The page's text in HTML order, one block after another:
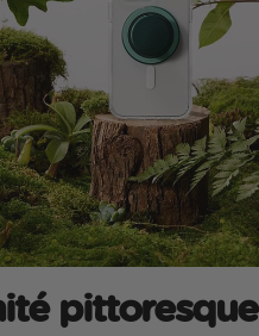
pittoresque